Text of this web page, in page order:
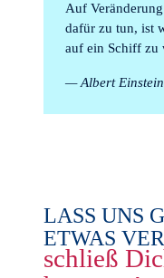
Auf
dafür zu tun, ist
auf ein Schiff zu
— Albert Einstein
LASS UNS
ETWAS
schließ